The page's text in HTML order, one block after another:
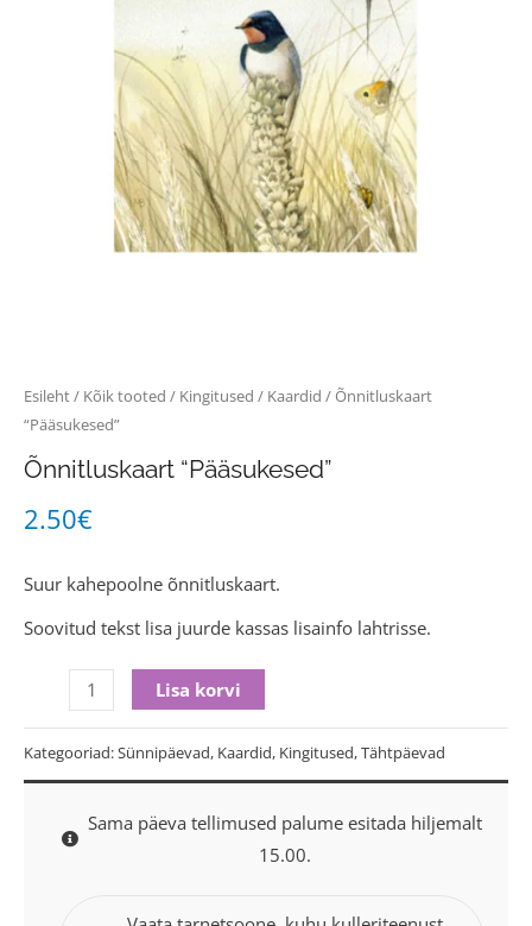
Esileht/ Kõik tooted / Kingitused / Kaardid / Õnnitluskaart
“Pääsukesed”
Õnnitluskaart “Pääsukesed”
2.50€
Suur kahepoolne õnnitluskaart.
Soovitud tekst lisa juurde kassas lisainfo lahtrisse.
Lisa korvi
Kategooriad:Sünnipäevad, Kaardid, Kingitused,Tähtpäevad
Sama päeva tellimused palume esitada hiljemalt
15.00.